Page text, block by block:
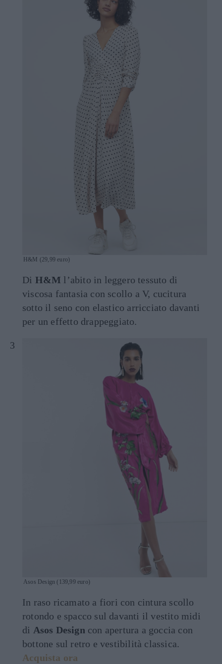
H&M (29,99 euro)
Di H&M l’abito in leggero tessuto di
viscosa fantasia con scollo a V, cucitura
sotto il seno con elastico arricciato davanti
per un effetto drappeggiato.
Asos Design (139,99 euro)
In raso ricamato a fiori con cintura scollo
rotondo e spacco sul davanti il vestito midi
di Asos Design con apertura a goccia con
bottone sul retro e vestibilità classica.
Acquista ora